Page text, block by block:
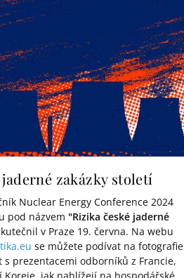
zakázky století
Nuclear Energy Conference 2024
pod názvem "Rizika české jaderné
v Praze 19. června. Na webu
se můžete podívat na fotografie
s prezentacemi odborníků z Francie,